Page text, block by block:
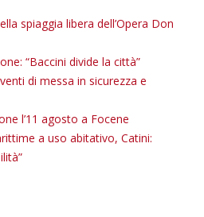
spiaggia libera dell’Opera Don
“Baccini divide la città”
di messa in sicurezza e
l’11 agosto a Focene
a uso abitativo, Catini: